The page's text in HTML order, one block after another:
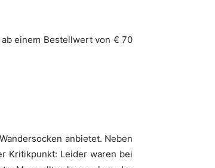
einem Bestellwert von € 70
anbietet. Neben
Kritikpunkt: Leider waren bei